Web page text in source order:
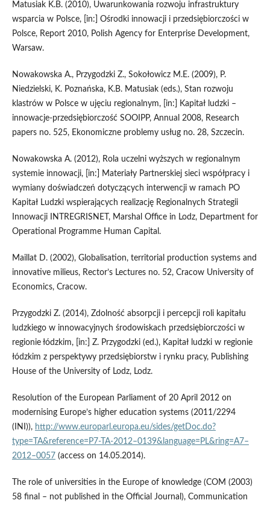
Matusiak K.B. (2010), Uwarunkowania rozwoju infrastruktury
wsparcia w Polsce, [in:] Ośrodki innowacji i przedsiębiorczości w
Polsce, Report 2010, Polish Agency for Enterprise Development,
Warsaw.
Nowakowska A., Przygodzki Z., Sokołowicz M.E. (2009), P.
Niedzielski, K. Poznańska, K.B. Matusiak (eds.), Stan rozwoju
klastrów w Polsce w ujęciu regionalnym, [in:] Kapitał ludzki –
innowacje-przedsiębiorczość SOOIPP, Annual 2008, Research
papers no. 525, Ekonomiczne problemy usług no. 28, Szczecin.
Nowakowska A. (2012), Rola uczelni wyższych w regionalnym
systemie innowacji, [in:] Materiały Partnerskiej sieci współpracy i
wymiany doświadczeń dotyczących interwencji w ramach PO
Kapitał Ludzki wspierających realizację Regionalnych Strategii
Innowacji INTREGRISNET, Marshal Office in Lodz, Department for
Operational Programme Human Capital.
Maillat D. (2002), Globalisation, territorial production systems and
innovative milieus, Rector’s Lectures no. 52, Cracow University of
Economics, Cracow.
Przygodzki Z. (2014), Zdolność absorpcji i percepcji roli kapitału
ludzkiego w innowacyjnych środowiskach przedsiębiorczości w
regionie łódzkim, [in:] Z. Przygodzki (ed.), Kapitał ludzki w regionie
łódzkim z perspektywy przedsiębiorstw i rynku pracy, Publishing
House of the University of Lodz, Lodz.
Resolution of the European Parliament of 20 April 2012 on
modernising Europe’s higher education systems (2011/2294
(INI)), http://www.europarl.europa.eu/sides/getDoc.do?
type=TA&reference=P7-TA-2012–0139&language=PL&ring=A7–
2012–0057 (access on 14.05.2014).
The role of universities in the Europe of knowledge (COM (2003)
58 final – not published in the Official Journal), Communication